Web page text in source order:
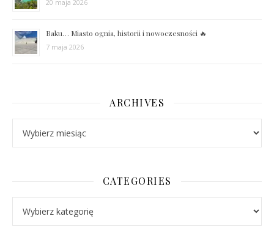
20 maja 2026
Baku… Miasto ognia, historii i nowoczesności 🔥
7 maja 2026
ARCHIVES
CATEGORIES